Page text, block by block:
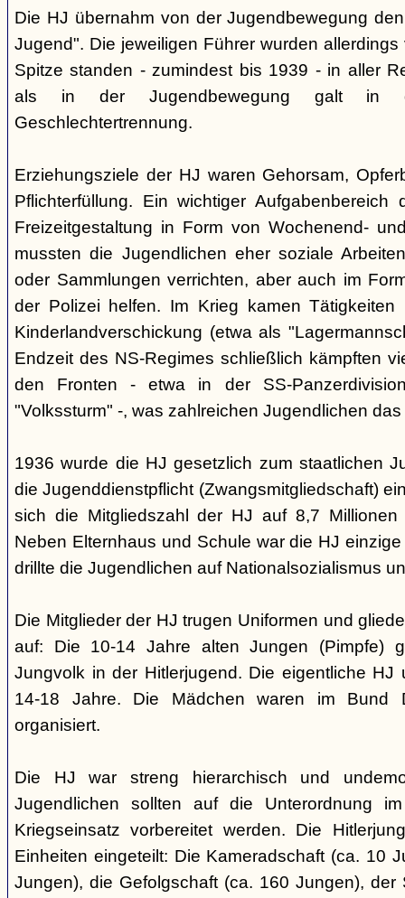
Die HJ übernahm von der Jugendbewegung
Jugend". Die jeweiligen Führer wurden
Spitze standen - zumindest bis 1939 - in aller
als in der Jugendbewegung galt in
Geschlechtertrennung.
Erziehungsziele der HJ waren Gehorsam,
Pflichterfüllung. Ein wichtiger
Freizeitgestaltung in Form von Wochenend-
mussten die Jugendlichen eher soziale
oder Sammlungen verrichten, aber auch im
der Polizei helfen. Im Krieg kamen
Kinderlandverschickung (etwa als
Endzeit des NS-Regimes schließlich kämpften
den Fronten - etwa in der SS-
"Volkssturm" -, was zahlreichen Jugendlichen
1936 wurde die HJ gesetzlich zum staatlichen
die Jugenddienstpflicht (Zwangsmitgliedschaft)
sich die Mitgliedszahl der HJ auf 8,7 Millionen
Neben Elternhaus und Schule war die HJ
drillte die Jugendlichen auf Nationalsozialismus
Die Mitglieder der HJ trugen Uniformen und
auf: Die 10-14 Jahre alten Jungen (Pimpfe)
Jungvolk in der Hitlerjugend. Die eigentliche HJ
14-18 Jahre. Die Mädchen waren im Bund
organisiert.
Die HJ war streng hierarchisch und
Jugendlichen sollten auf die Unterordnung
Kriegseinsatz vorbereitet werden. Die
Einheiten eingeteilt: Die Kameradschaft (ca. 10
Jungen), die Gefolgschaft (ca. 160 Jungen), der